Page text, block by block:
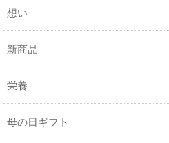
想い
新商品
栄養
母の日ギフト